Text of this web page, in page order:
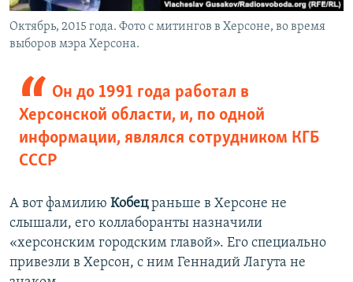
Октябрь, 2015 года. Фото с митингов в Херсоне, во время
выборов мэра Херсона.
Он до 1991 года работал в
Херсонской области, и, по одной
информации, являлся сотрудником КГБ
СССР
А вот фамилию Кобецраньше в Херсоне не
слышали, его коллаборанты назначили
«херсонским городским главой». Его специально
привезли в Херсон, с ним Геннадий Лагута не